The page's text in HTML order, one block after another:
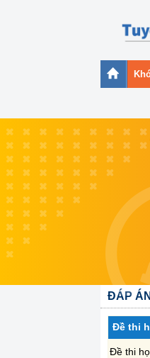
ĐÁP
Đề thi
Đề thi